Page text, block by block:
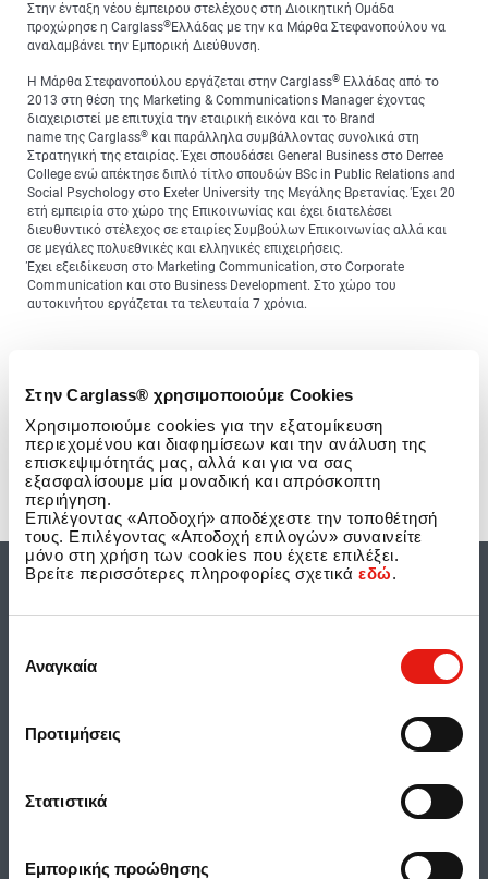
Στην Carglass® χρησιμοποιούμε Cookies
Χρησιμοποιούμε cookies για την εξατομίκευση
περιεχομένου και διαφημίσεων και την ανάλυση της
επισκεψιμότητάς μας, αλλά και για να σας
εξασφαλίσουμε μία μοναδική και απρόσκοπτη
περιήγηση.
Επιλέγοντας «Αποδοχή» αποδέχεστε την τοποθέτησή
τους. Επιλέγοντας «Αποδοχή επιλογών» συναινείτε
μόνο στη χρήση των cookies που έχετε επιλέξει.
Βρείτε περισσότερες πληροφορίες σχετικά εδώ.
συγκατάθεσης
Αναγκαία
Προτιμήσεις
Στατιστικά
Εμπορικής προώθησης
Στην ένταξη νέου έμπειρου στελέχους στη Διοικητική Ομάδα
προχώρησε η Carglass® Ελλάδας με την κα Μάρθα Στεφανοπούλου να
αναλαμβάνει την Εμπορική Διεύθυνση.
Η Μάρθα Στεφανοπούλου εργάζεται στην Carglass® Ελλάδας από το
2013 στη θέση της Marketing & Communications Manager έχοντας
διαχειριστεί με επιτυχία την εταιρική εικόνα και το Brand
name της Carglass® και παράλληλα συμβάλλοντας συνολικά στη
Στρατηγική της εταιρίας. Έχει σπουδάσει General Business στο Derree
College ενώ απέκτησε διπλό τίτλο σπουδών BSc in Public Relations and
Social Psychology στο Exeter University της Μεγάλης Βρετανίας. Έχει 20
ετή εμπειρία στο χώρο της Επικοινωνίας και έχει διατελέσει
διευθυντικό στέλεχος σε εταιρίες Συμβούλων Επικοινωνίας αλλά και
σε μεγάλες πολυεθνικές και ελληνικές επιχειρήσεις.
Έχει εξειδίκευση στο Marketing Communication, στο Corporate
Communication και στο Business Development. Στο χώρο του
αυτοκινήτου εργάζεται τα τελευταία 7 χρόνια.
Προηγούμενο άρθρο: Η Carglass® Νικήτρια στα Εθνικά
Προηγούμενο Επόμενο
Πολιτική Ποιότητας
Πολιτική Χρήσης Cookies
Αξιολογήσεις και κριτικές χρηστών
Προσβασιμότητα